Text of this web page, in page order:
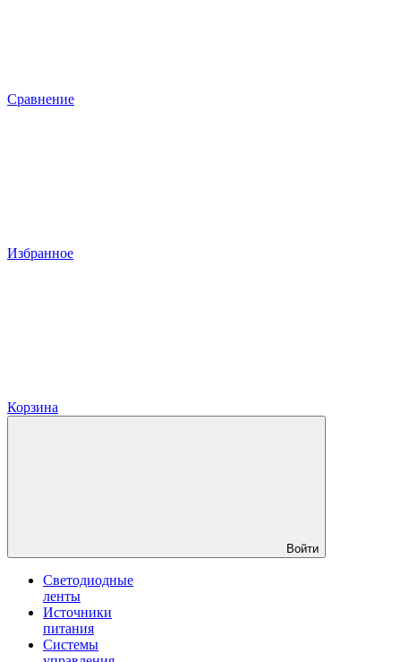
Сравнение
Избранное
Корзина
Войти
Светодиодные
ленты
Источники
питания
Системы